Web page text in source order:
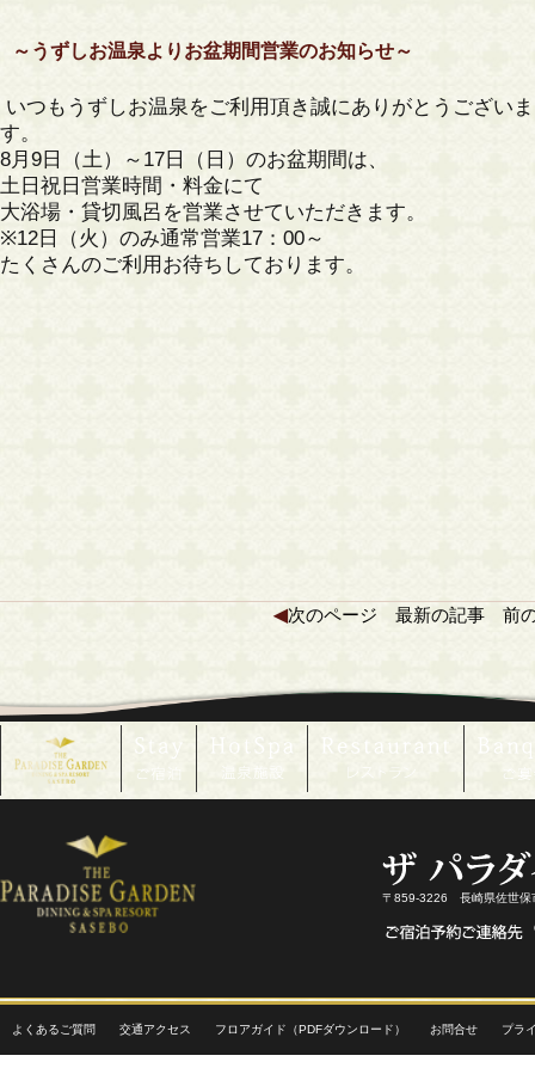
～うずしお温泉よりお盆期間営業のお知らせ～
いつもうずしお温泉をご利用頂き誠にありがとうございま
す。
8月9日（土）～17日（日）のお盆期間は、
土日祝日営業時間・料金にて
大浴場・貸切風呂を営業させていただきます。
※12日（火）のみ通常営業17：00～
たくさんのご利用お待ちしております。
◀次のページ 最新の記事 前
〒859-3226 長崎県佐世保
よくあるご質問 交通アクセス フロアガイド（PDFダウンロード） お問合せ プラ